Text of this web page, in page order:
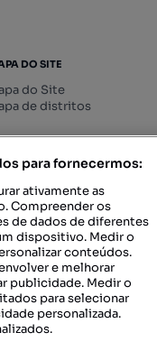
DO SITE
do Site
de distritos
DE PRIVACIDADE
para fornecermos:
ativamente as
Compreender os
de dados de diferentes
dispositivo. Medir o
conteúdos.
e melhorar
publicidade. Medir o
para selecionar
personalizada.